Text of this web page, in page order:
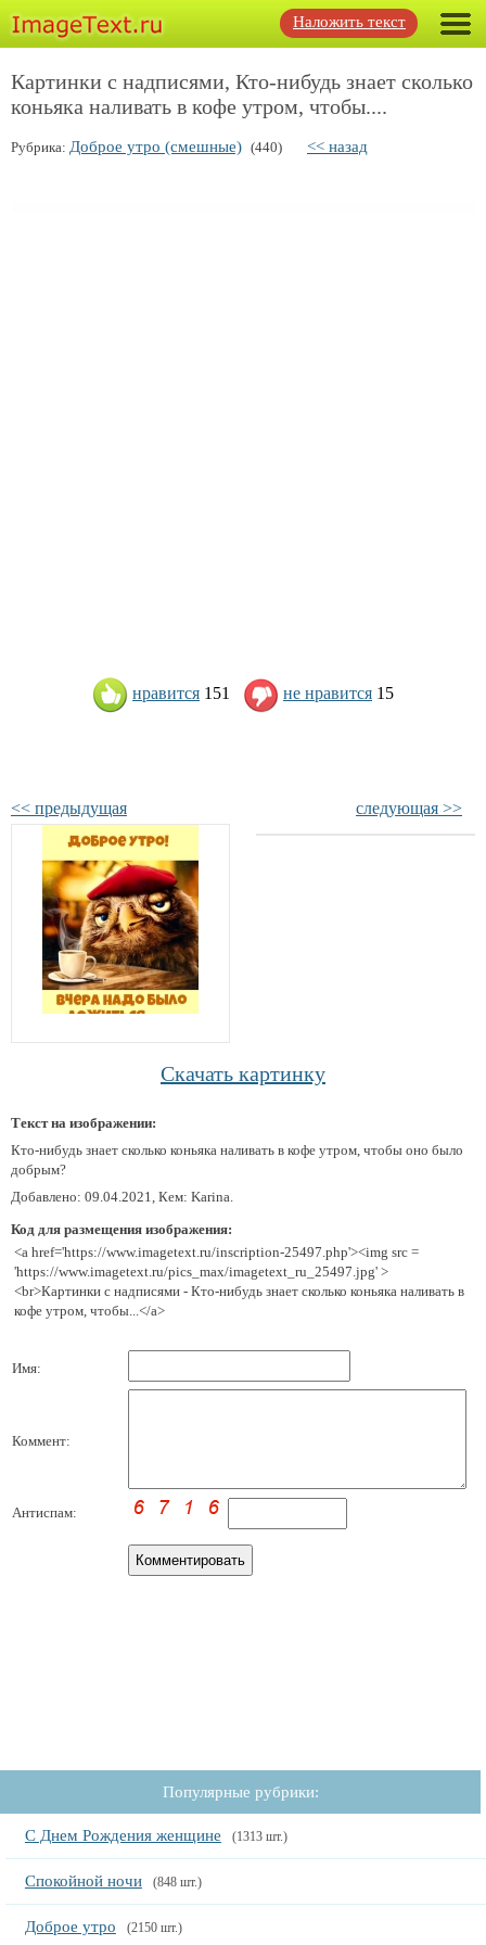
Наложить текст
Картинки с надписями, Кто-нибудь знает сколько
коньяка наливать в кофе утром, чтобы....
Рубрика: Доброе утро (смешные) (440) << назад
нравится 151 не нравится 15
<< предыдущая следующая >>
Скачать картинку
Текст на изображении:
Кто-нибудь знает сколько коньяка наливать в кофе утром, чтобы оно было
добрым?
Добавлено: 09.04.2021, Кем: Karina.
Код для размещения изображения:
<a href='https://www.imagetext.ru/inscription-25497.php'><img src =
'https://www.imagetext.ru/pics_max/imagetext_ru_25497.jpg' >
<br>Картинки с надписями - Кто-нибудь знает сколько коньяка наливать в
кофе утром, чтобы...</a>
Имя:
Коммент:
Антиспам:
Популярные рубрики:
С Днем Рождения женщине (1313 шт.)
Спокойной ночи (848 шт.)
Доброе утро (2150 шт.)